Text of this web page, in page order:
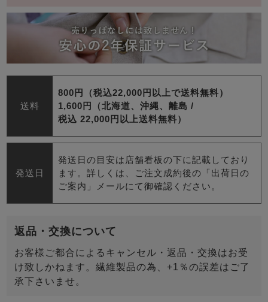
送料
800円（税込22,000円以上で送料無料）
1,600円（北海道、沖縄、離島 /
税込 22,000円以上送料無料）
発送日
発送日の目安は店舗看板の下に記載しており
ます。詳しくは、ご注文成約後の「出荷日の
ご案内」メールにて御確認ください。
返品・交換について
お客様ご都合によるキャンセル・返品・交換はお受
け致しかねます。繊維製品の為、+1％の誤差はご了
承下さいませ。